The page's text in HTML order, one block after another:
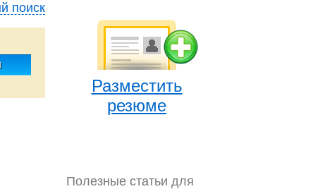
поиск
Разместить
резюме
Полезные статьи для